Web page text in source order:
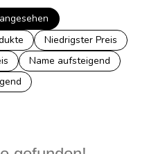
Niedrigster Preis
Name aufsteigend